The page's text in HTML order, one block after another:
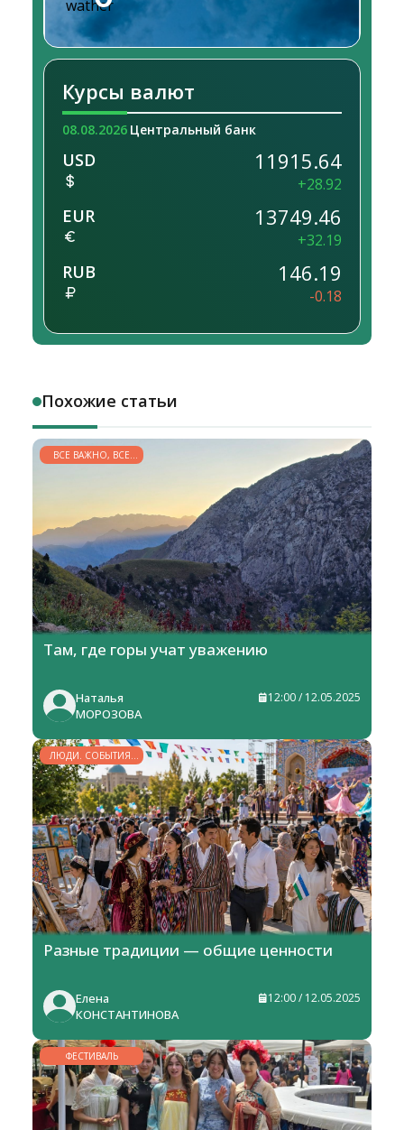
Курсы валют
08.08.2026 Центральный банк
USD 11915.64
+28.92
EUR 13749.46
+32.19
RUB 146.19
-0.18
Похожие статьи
ВСЕ ВАЖНО, ВСЕ
НУЖНО
Там, где горы учат уважению
Наталья
МОРОЗОВА
12:00 / 12.05.2025
ЛЮДИ. СОБЫТИЯ.
ФАКТЫ
Разные традиции — общие ценности
Елена
КОНСТАНТИНОВА
12:00 / 12.05.2025
ФЕСТИВАЛЬ